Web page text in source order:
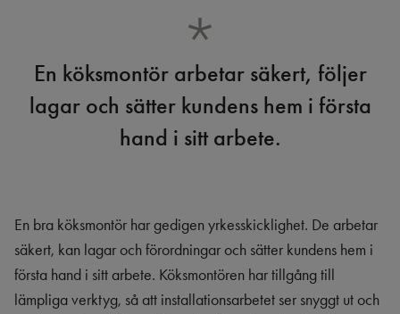
En köksmontör arbetar säkert, följer
lagar och sätter kundens hem i första
hand i sitt arbete.
En bra köksmontör har gedigen yrkesskicklighet. De arbetar
säkert, kan lagar och förordningar och sätter kundens hem i
första hand i sitt arbete. Köksmontören har tillgång till
lämpliga verktyg, så att installationsarbetet ser snyggt ut och